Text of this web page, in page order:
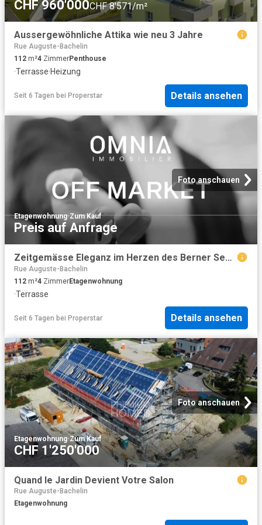
CHF 960'000CHF 8'571/m²
Aussergewöhnliche Attika wie neu 3 Jahre
Rue Auguste-Bachelin
112 m²4 ZimmerPenthouse
·Terrasse·Heizung
Seit 6 Tagen bei Properstar Details ansehen
Foto anschauen
Etagenwohnung·Zum Kauf
Preis auf Anfrage
Zeitgemässe Eleganz im Herzen des Berner Seelands
Rue Auguste-Bachelin
112 m²4 ZimmerEtagenwohnung
·Terrasse
Seit 6 Tagen bei Properstar Details ansehen
Foto anschauen
Etagenwohnung·Zum Kauf
CHF 1'250'000
Quand le Jardin Devient Votre Salon
Rue Auguste-Bachelin
Etagenwohnung